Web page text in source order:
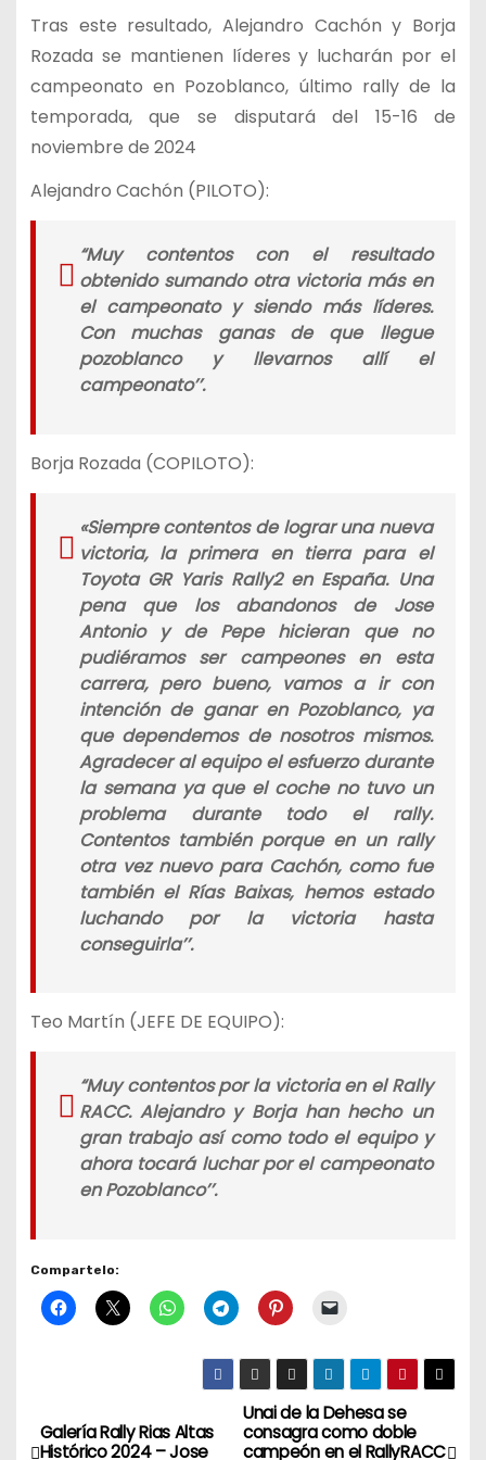
Tras este resultado, Alejandro Cachón y Borja
Rozada se mantienen líderes y lucharán por el
campeonato en Pozoblanco, último rally de la
temporada, que se disputará del 15-16 de
noviembre de 2024
Alejandro Cachón (PILOTO):
“Muy contentos con el resultado
obtenido sumando otra victoria más en
el campeonato y siendo más líderes.
Con muchas ganas de que llegue
pozoblanco y llevarnos allí el
campeonato’’.
Borja Rozada (COPILOTO):
«Siempre contentos de lograr una nueva
victoria, la primera en tierra para el
Toyota GR Yaris Rally2 en España. Una
pena que los abandonos de Jose
Antonio y de Pepe hicieran que no
pudiéramos ser campeones en esta
carrera, pero bueno, vamos a ir con
intención de ganar en Pozoblanco, ya
que dependemos de nosotros mismos.
Agradecer al equipo el esfuerzo durante
la semana ya que el coche no tuvo un
problema durante todo el rally.
Contentos también porque en un rally
otra vez nuevo para Cachón, como fue
también el Rías Baixas, hemos estado
luchando por la victoria hasta
conseguirla’’.
Teo Martín (JEFE DE EQUIPO):
“Muy contentos por la victoria en el Rally
RACC. Alejandro y Borja han hecho un
gran trabajo así como todo el equipo y
ahora tocará luchar por el campeonato
en Pozoblanco’’.
Compartelo:
N
Unai de la Dehesa se
consagra como doble
campeón en el RallyRACC
Galería Rally Rias Altas
Histórico 2024 – Jose